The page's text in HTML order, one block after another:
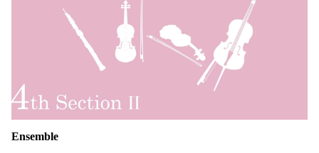
Ensemble